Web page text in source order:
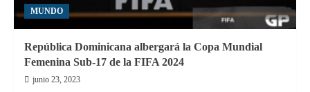
MUNDO
República Dominicana albergará la Copa Mundial
Femenina Sub-17 de la FIFA 2024
junio 23, 2023